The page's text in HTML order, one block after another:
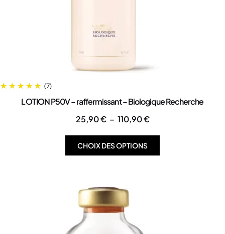
(7)
LOTION P50V – raffermissant – Biologique Recherche
25,90€ – 110,90€
CHOIX DES OPTIONS